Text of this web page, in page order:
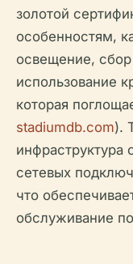
золотой
особенностям,
освещение,
использование
которая
stadiumdb.com).
инфраструктура
сетевых
что
обслуживание